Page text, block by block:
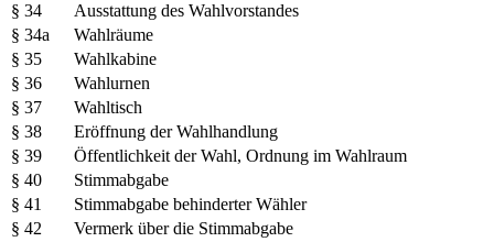
§ 34
Ausstattung des Wahlvorstandes
§ 34a
Wahlräume
§ 35
Wahlkabine
§ 36
Wahlurnen
§ 37
Wahltisch
§ 38
Eröffnung der Wahlhandlung
§ 39
Öffentlichkeit der Wahl, Ordnung im Wahlraum
§ 40
Stimmabgabe
§ 41
Stimmabgabe behinderter Wähler
§ 42
Vermerk über die Stimmabgabe